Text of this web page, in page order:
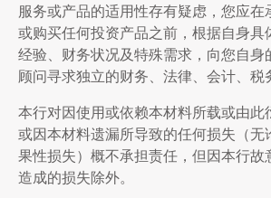
服务或产品的适用性存有疑虑，您应在
或购买任何投资产品之前，根据自身具
经验、财务状况及特殊需求，向您自身
顾问寻求独立的财务、法律、会计、税
本行对因使用或依赖本材料所载或由此
或因本材料遗漏所导致的任何损失（无
果性损失）概不承担责任，但因本行故
造成的损失除外。